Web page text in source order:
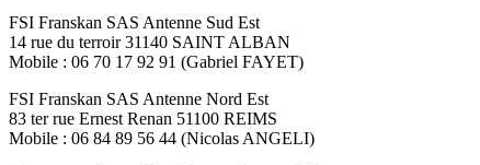
FSI Franskan SAS Antenne Sud Est
14 rue du terroir 31140 SAINT ALBAN
Mobile : 06 70 17 92 91 (Gabriel FAYET)
FSI Franskan SAS Antenne Nord Est
83 ter rue Ernest Renan 51100 REIMS
Mobile : 06 84 89 56 44 (Nicolas ANGELI)